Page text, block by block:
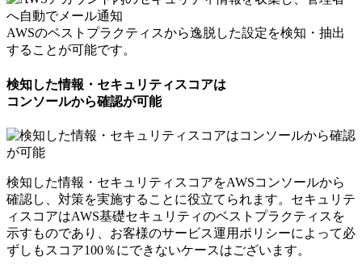
AWSのベストプラクティスから逸脱した設定を検知・抽出
することが可能です。
検知した情報・セキュリティスコアは
コンソールから確認が可能
検知した情報・セキュリティスコアをAWSコンソールから
確認し、対策を実施することに役立てられます。セキュリテ
ィスコアはAWS基礎セキュリティのベストプラクティスを
示すものであり、お客様のサービス運用ポリシーによって必
ずしもスコア100％にできないケースはございます。